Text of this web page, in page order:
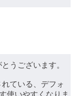
うございます。
ている、デフォ
使いやすくなりま